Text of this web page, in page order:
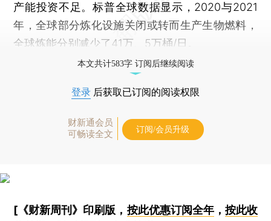
产能投资不足。标普全球数据显示，2020与2021
年，全球部分炼化设施关闭或转而生产生物燃料，
全球炼能分别减少了41万、5万桶/日。
本文共计583字 订阅后继续阅读
登录 后获取已订阅的阅读权限
财新通会员
可畅读全文
订阅/会员升级
[《财新周刊》印刷版， 按此优惠订阅全年， 按此收